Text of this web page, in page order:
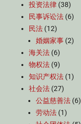
投资法律 (38)
民事诉讼法 (6)
民法 (12)
婚姻家事 (2)
海关法 (6)
物权法 (9)
知识产权法 (1)
社会法 (27)
公益慈善法 (6)
劳动法 (1)